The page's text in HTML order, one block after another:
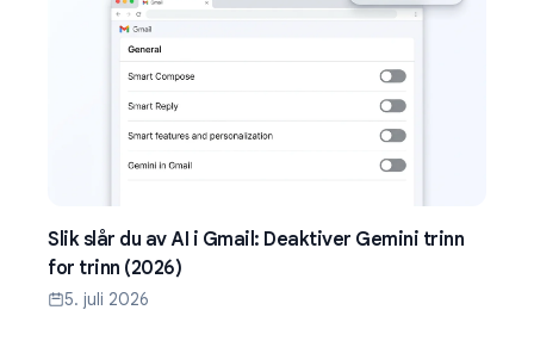
Slik slår du av AI i Gmail: Deaktiver Gemini trinn
for trinn (2026)
5. juli 2026